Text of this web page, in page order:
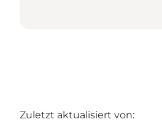
Zuletzt aktualisiert von: